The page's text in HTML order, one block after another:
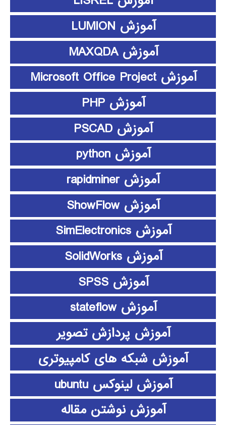
آموزش LUMION
آموزش MAXQDA
آموزش Microsoft Office Project
آموزش PHP
آموزش PSCAD
آموزش python
آموزش rapidminer
آموزش ShowFlow
آموزش SimElectronics
آموزش SolidWorks
آموزش SPSS
آموزش stateflow
آموزش پردازش تصویر
آموزش شبکه های کامپیوتری
آموزش لینوکس ubuntu
آموزش نوشتن مقاله